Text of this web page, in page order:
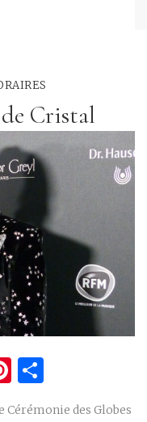
Cristal
Pinterest
des Globes